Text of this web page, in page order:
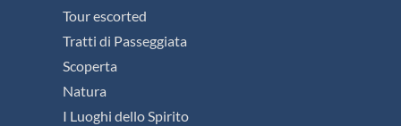
Tour escorted
Tratti di Passeggiata
Scoperta
Natura
I Luoghi dello Spirito